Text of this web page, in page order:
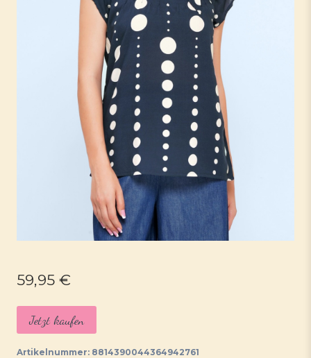
59,95 €
Jetzt kaufen
Artikelnummer: 8814390044364942761